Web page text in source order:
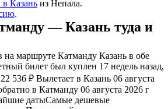
Казань из Непала.
.
— Казань туда и
на маршруте Катманду Казань в обе
билет был куплен 17 недель назад,
536 ₽ Вылетает в Казань 06 августа
в Катманду 06 августа 2026 г
датыСамые дешевые